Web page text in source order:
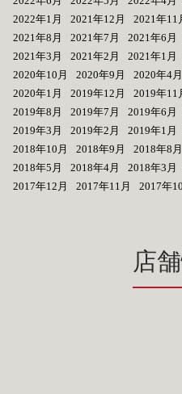
2022年1月
2021年12月 2021年11
2021年8月
2021年7月 2021年6月
2021年3月
2021年2月 2021年1月
2020年10月
2020年9月 2020年4月
2020年1月
2019年12月 2019年11
2019年8月
2019年7月 2019年6月
2019年3月
2019年2月 2019年1月
2018年10月
2018年9月 2018年8月
2018年5月
2018年4月 2018年3月
2017年12月
2017年11月 2017年
店